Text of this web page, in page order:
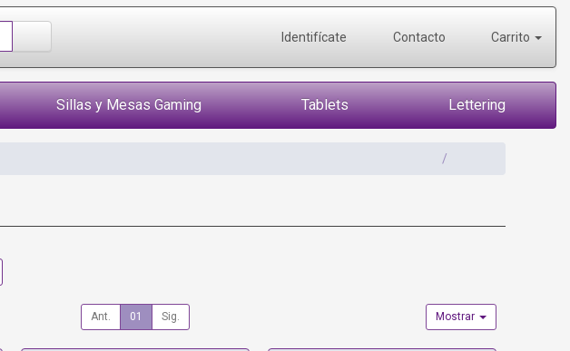
Identifícate Contacto Carrito
Sillas y Mesas Gaming Tablets Lettering
Ant. 01 Sig. Mostrar